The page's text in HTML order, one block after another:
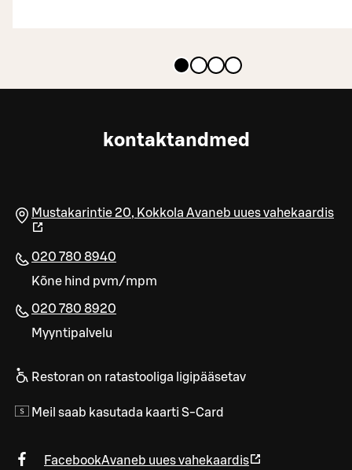
kontaktandmed
Mustakarintie 20, Kokkola Avaneb uues vahekaardis
020 780 8940
Kõne hind pvm/mpm
020 780 8920
Myyntipalvelu
Restoran on ratastooliga ligipääsetav
Meil saab kasutada kaarti S-Card
FacebookAvaneb uues vahekaardis